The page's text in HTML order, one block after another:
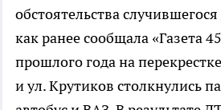
обстоятельства
как ранее сообщала «Газета
прошлого года на
и ул. Крутиков столкнулись